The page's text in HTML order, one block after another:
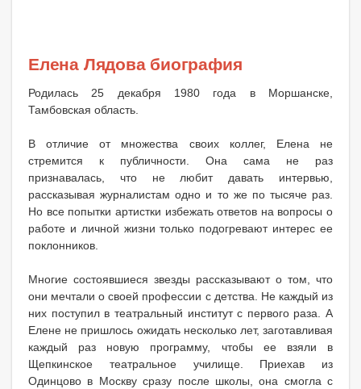
Елена Лядова биография
Родилась 25 декабря 1980 года в Моршанске,
Тамбовская область.
В отличие от множества своих коллег, Елена не
стремится к публичности. Она сама не раз
признавалась, что не любит давать интервью,
рассказывая журналистам одно и то же по тысяче раз.
Но все попытки артистки избежать ответов на вопросы о
работе и личной жизни только подогревают интерес ее
поклонников.
Многие состоявшиеся звезды рассказывают о том, что
они мечтали о своей профессии с детства. Не каждый из
них поступил в театральный институт с первого раза. А
Елене не пришлось ожидать несколько лет, заготавливая
каждый раз новую программу, чтобы ее взяли в
Щепкинское театральное училище. Приехав из
Одинцово в Москву сразу после школы, она смогла с